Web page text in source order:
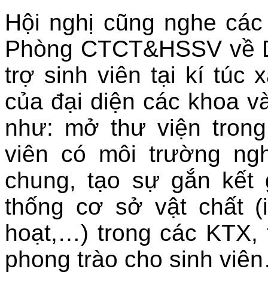
Hội nghị cũng nghe
Phòng CTCT&HSSV
trợ sinh viên tại kí túc
của đại diện các khoa
như: mở thư viện
viên có môi trường
chung, tạo sự gắn kết
thống cơ sở vật chất
hoạt,…) trong các
phong trào cho sinh